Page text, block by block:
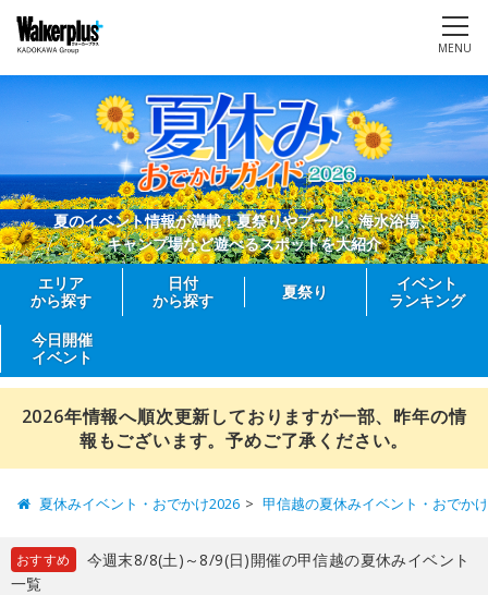
MENU
夏のイベント情報が満載！夏祭りやプール、海水浴場、
キャンプ場など遊べるスポットを大紹介
エリア
から探す
日付
から探す
夏祭り
イベント
ランキング
今日開催
イベント
2026年情報へ順次更新しておりますが一部、昨年の情
報もございます。予めご了承ください。
夏休みイベント・おでかけ2026 甲信越の夏休みイベント・おでか
おすすめ
今週末8/8(土)～8/9(日)開催の甲信越の夏休みイベント
一覧